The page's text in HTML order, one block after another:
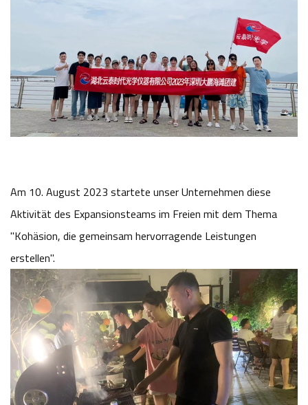
Am 10. August 2023 startete unser Unternehmen diese
Aktivität des Expansionsteams im Freien mit dem Thema
"Kohäsion, die gemeinsam hervorragende Leistungen
erstellen".